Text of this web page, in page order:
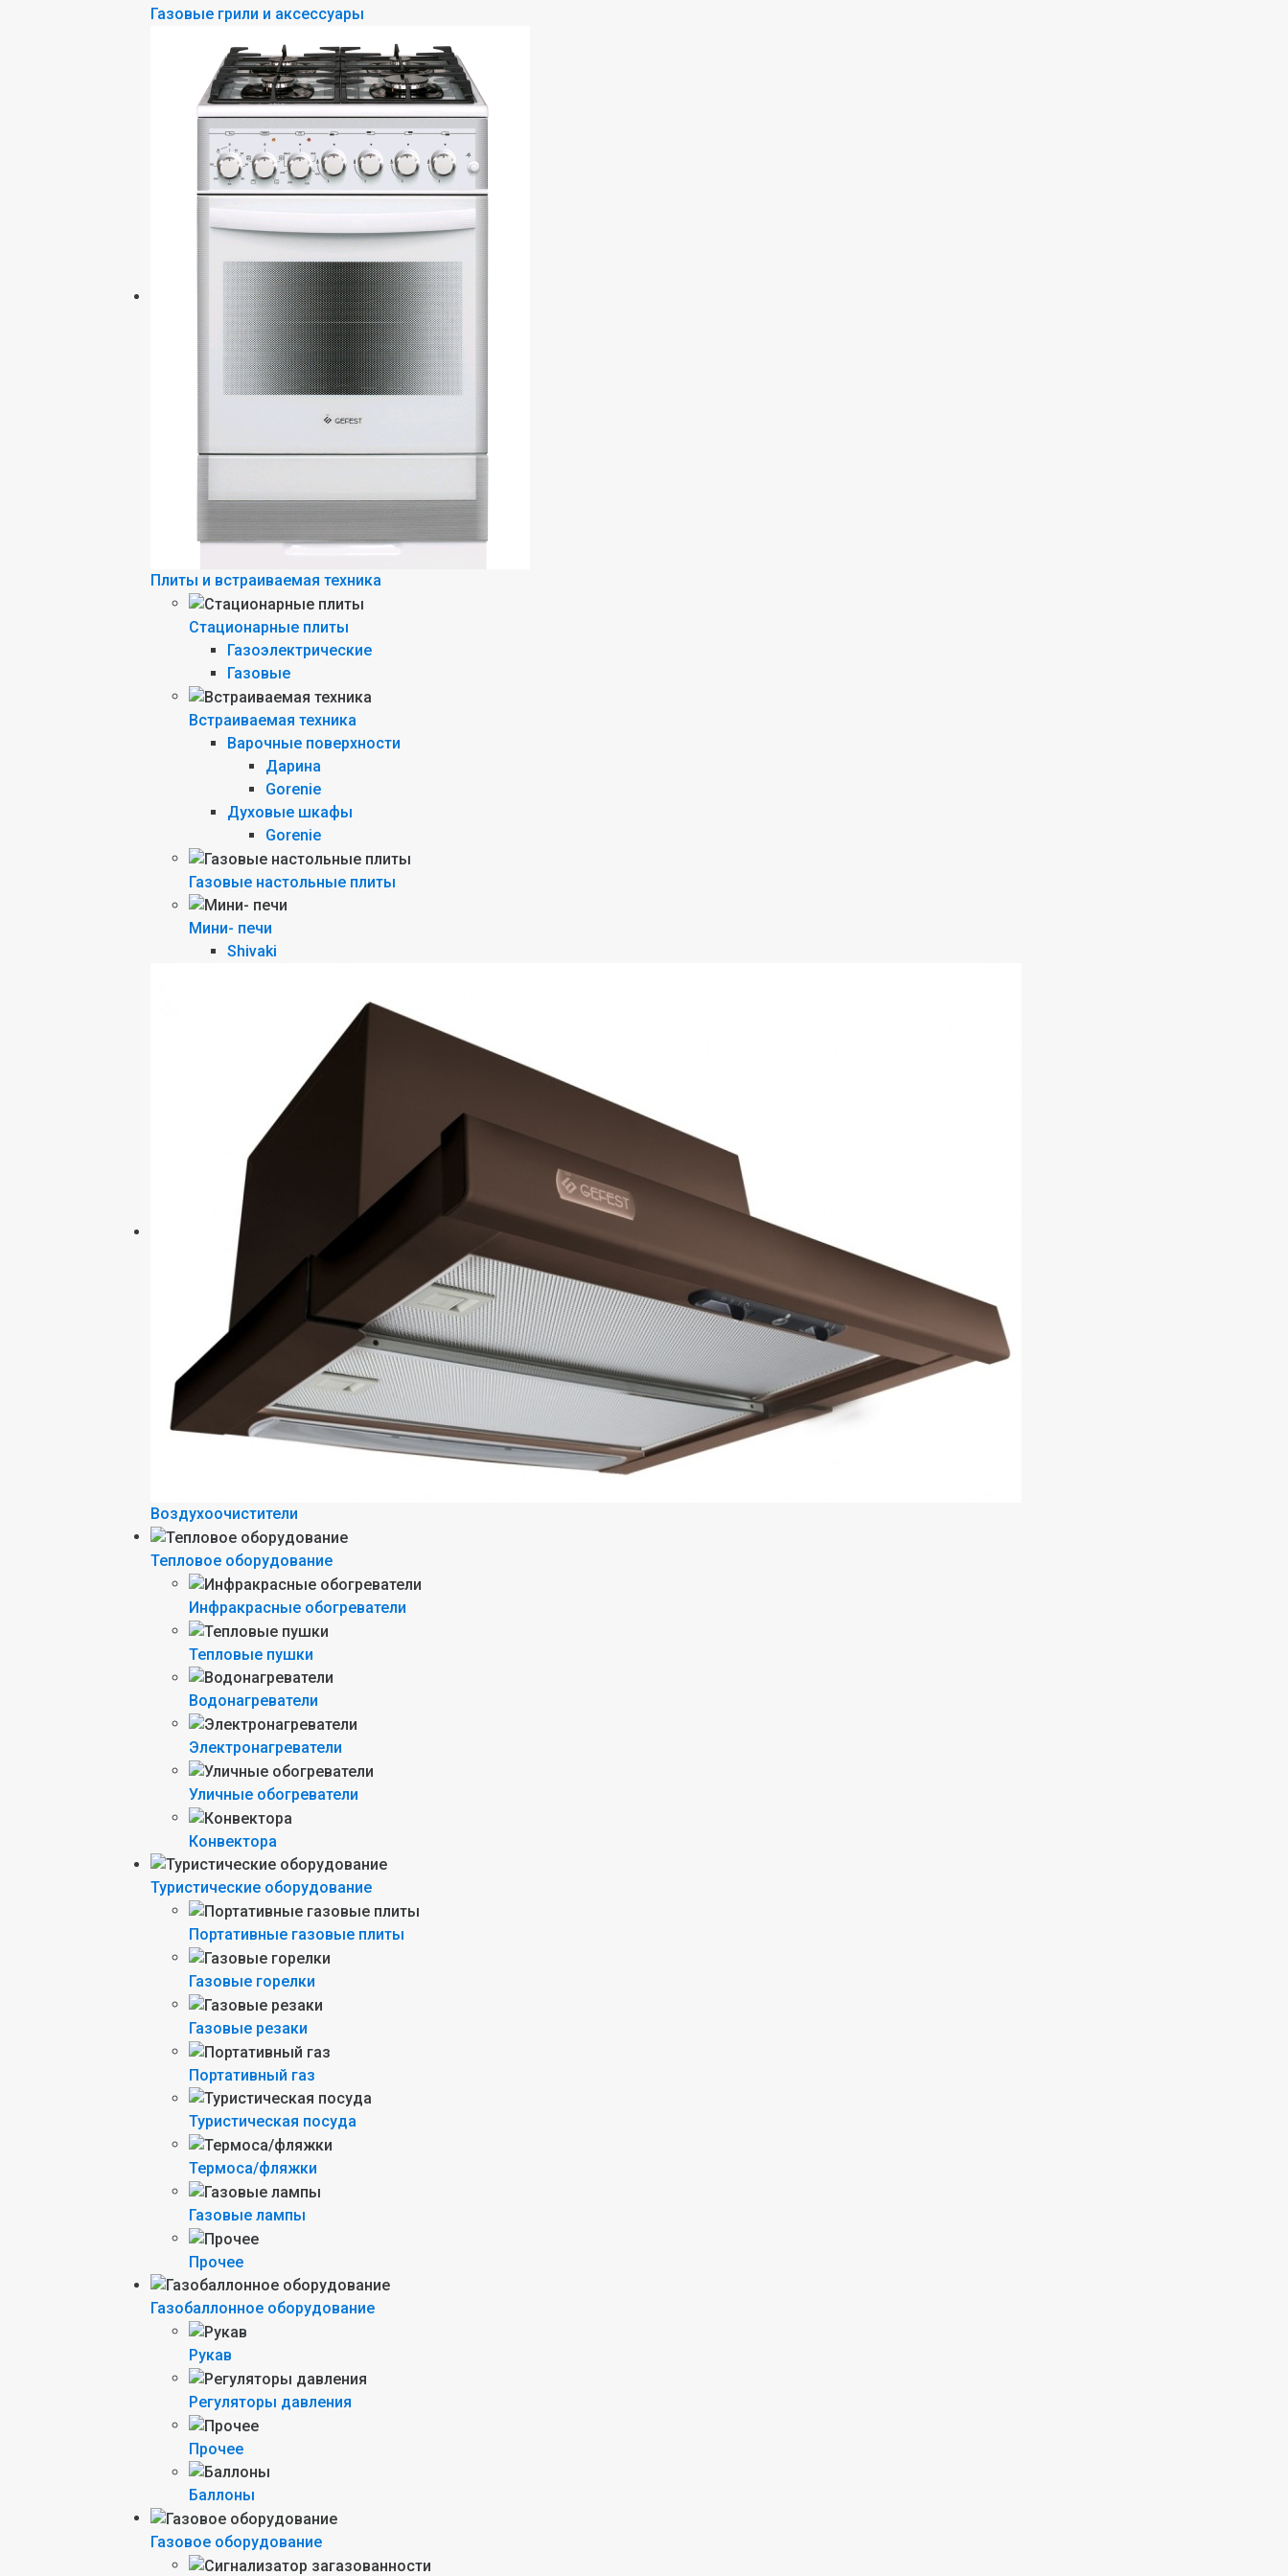
Газовые грили и аксессуары
Плиты и встраиваемая техника
Стационарные плиты
Газоэлектрические
Газовые
Встраиваемая техника
Варочные поверхности
Дарина
Gorenie
Духовые шкафы
Gorenie
Газовые настольные плиты
Мини- печи
Shivaki
Воздухоочистители
Тепловое оборудование
Инфракрасные обогреватели
Тепловые пушки
Водонагреватели
Электронагреватели
Уличные обогреватели
Конвектора
Туристические оборудование
Портативные газовые плиты
Газовые горелки
Газовые резаки
Портативный газ
Туристическая посуда
Термоса/фляжки
Газовые лампы
Прочее
Газобаллонное оборудование
Рукав
Регуляторы давления
Прочее
Баллоны
Газовое оборудование